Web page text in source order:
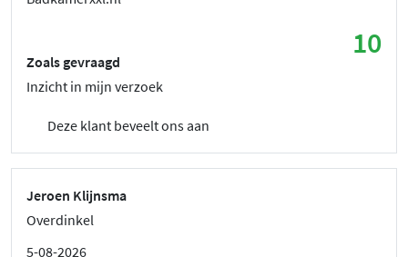
10
Zoals gevraagd
Inzicht in mijn verzoek
Deze klant beveelt ons aan
Jeroen Klijnsma
Overdinkel
5-08-2026